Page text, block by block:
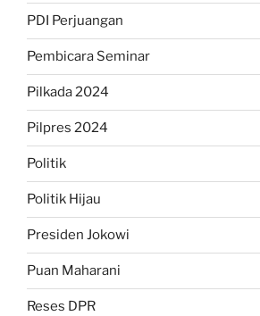
PDI Perjuangan
Pembicara Seminar
Pilkada 2024
Pilpres 2024
Politik
Politik Hijau
Presiden Jokowi
Puan Maharani
Reses DPR